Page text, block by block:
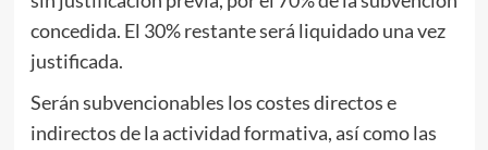
concedida. El 30% restante será liquidado una vez
justificada.
Serán subvencionables los costes directos e
indirectos de la actividad formativa, así como las